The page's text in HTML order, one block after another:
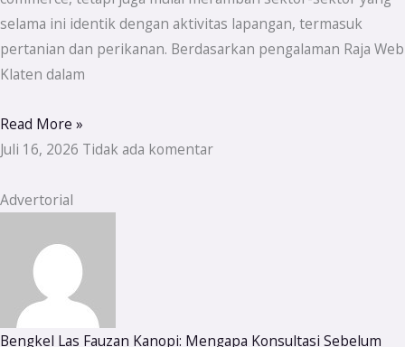
selama ini identik dengan aktivitas lapangan, termasuk
pertanian dan perikanan. Berdasarkan pengalaman Raja Web
Klaten dalam
Read More »
Juli 16, 2026 Tidak ada komentar
Advertorial
Bengkel Las Fauzan Kanopi: Mengapa Konsultasi Sebelum